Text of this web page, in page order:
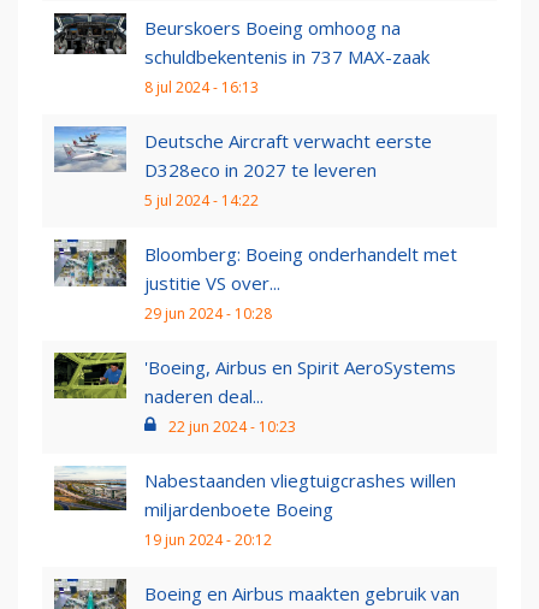
Beurskoers Boeing omhoog na
schuldbekentenis in 737 MAX-zaak
8 jul 2024 - 16:13
Deutsche Aircraft verwacht eerste
D328eco in 2027 te leveren
5 jul 2024 - 14:22
Bloomberg: Boeing onderhandelt met
justitie VS over...
29 jun 2024 - 10:28
'Boeing, Airbus en Spirit AeroSystems
naderen deal...
22 jun 2024 - 10:23
Nabestaanden vliegtuigcrashes willen
miljardenboete Boeing
19 jun 2024 - 20:12
Boeing en Airbus maakten gebruik van